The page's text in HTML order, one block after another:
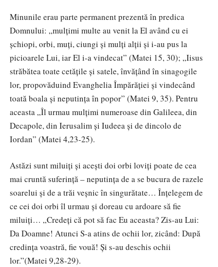
Minunile erau parte permanent prezentă în predica
Domnului: „mulţimi multe au venit la El având cu ei
şchiopi, orbi, muţi, ciungi şi mulţi alţii şi i-au pus la
picioarele Lui, iar El i-a vindecat” (Matei 15, 30); „Iisus
străbătea toate cetăţile şi satele, învăţând în sinagogile
lor, propovăduind Evanghelia Împărăţiei şi vindecând
toată boala şi neputinţa în popor” (Matei 9, 35). Pentru
aceasta „Îl urmau mulţimi numeroase din Galileea, din
Decapole, din Ierusalim şi Iudeea şi de dincolo de
Iordan” (Matei 4,23-25).
Astăzi sunt miluiți și acești doi orbi loviți poate de cea
mai cruntă suferință – neputința de a se bucura de razele
soarelui și de a trăi veșnic în singurătate… Înțelegem de
ce cei doi orbi îl urmau și doreau cu ardoare să fie
miluiți… „Credeţi că pot să fac Eu aceasta? Zis-au Lui:
Da Doamne! Atunci S-a atins de ochii lor, zicând: După
credinţa voastră, fie vouă! Şi s-au deschis ochii
lor.”(Matei 9,28-29).